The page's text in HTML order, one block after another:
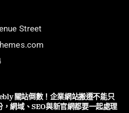
Street
關站倒數！企業網站搬遷不能只
，網域、SEO與新官網都要一起處理